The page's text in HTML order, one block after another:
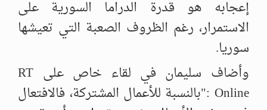
إعجابه هو قدرة الدراما السورية على
الاستمرار، رغم الظروف الصعبة التي تعيشها
سوريا.
وأضاف سليمان في لقاء خاص على RT
Online :"بالنسبة للأعمال المشتركة، فالافتعال